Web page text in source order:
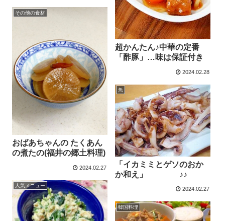
超かんたん♪中華の定番
「酢豚」…味は保証付き
2024.02.28
その他の食材
おばあちゃんの たくあん
の煮たの(福井の郷土料理)
2024.02.27
魚
「イカミミとゲソのおか
か和え」 ♪♪
2024.02.27
人気メニュー
韓国料理